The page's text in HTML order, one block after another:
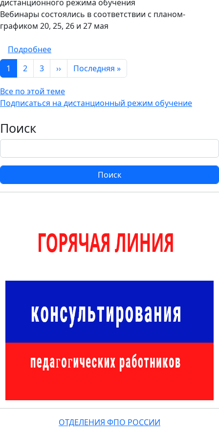
дистанционного режима обучения
Вебинары состоялись в соответствии с планом-
графиком 20, 25, 26 и 27 мая
Подробнеео Проведен цикл вебинаров для
Нумерация страниц
1 2 3 ››Следующая страница
Последняя »Последняя страница
Все по этой теме
Подписаться на дистанционный режим обучение
Поиск
Поиск
ОТДЕЛЕНИЯ ФПО РОССИИ